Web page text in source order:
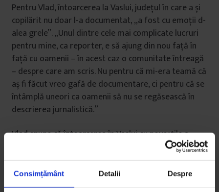
Consimțământ Detalii Despre
Pentru Vlad, întoarcerea la Vaslui, județul în care a și
copilărit nu doar l-a documentat, „a fost cu emoții d-
alea grele”. „Unul dintre cele mai complicate lucruri
pentru mine, ca reporter, e să ajung din nou față în
față cu oamenii – în acest caz o comunitate întreagă
– despre care am scris. Nu pentru că mi-era teamă că
aș fi făcut vreo gafă de documentare, ci pentru că se
întâmplă uneori ca oamenii să nu se regăsească în
descrierea jurnalistică.”
Vlad spune că întoarcerea în Vaslui cu poveștile a
făcut trei lucruri importante, sfaturi care pot fi utile
oricărui jurnalist care vrea să-și gândească poveștile
așa.